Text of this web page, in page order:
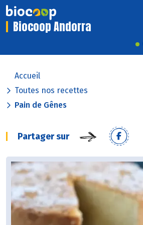
Biocoop Andorra
Accueil
Toutes nos recettes
Pain de Gênes
Partager sur